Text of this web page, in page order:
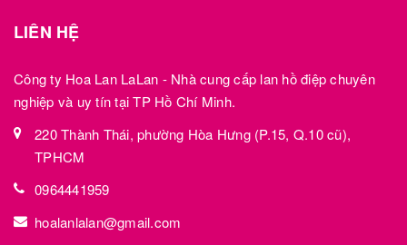
LIÊN HỆ
Công ty Hoa Lan LaLan - Nhà cung cấp lan hồ điệp chuyên
nghiệp và uy tín tại TP Hồ Chí Minh.
220 Thành Thái, phường Hòa Hưng (P.15, Q.10 cũ),
TPHCM
0964441959
hoalanlalan@gmail.com